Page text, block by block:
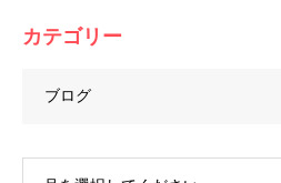
カテゴリー
ブログ